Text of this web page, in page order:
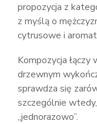
propozycja z
z myślą o
cytrusowe i
Kompozycja łączy
drzewnym
sprawdza się
szczególnie
„jednorazowo”.